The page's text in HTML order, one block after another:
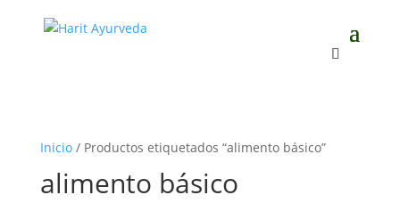
Inicio/ Productos etiquetados “alimento básico”
alimento básico